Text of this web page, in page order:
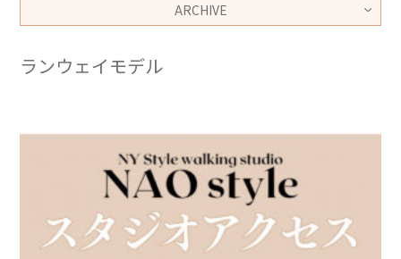
ARCHIVE
ランウェイモデル